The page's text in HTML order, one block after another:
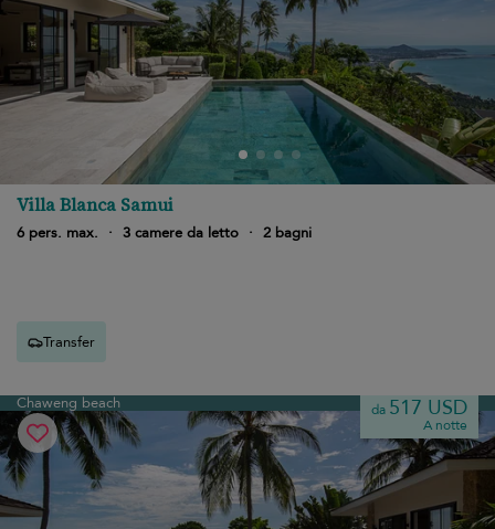
Villa Blanca Samui
6 pers. max. · 3 camere da letto · 2 bagni
Transfer
Chaweng beach da 517 USD
A notte